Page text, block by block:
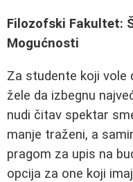
Filozofski Fakultet:
Mogućnosti
Za studente koji vole
žele da izbegnu
nudi čitav spektar
manje traženi, a
pragom za upis na
opcija za one koji